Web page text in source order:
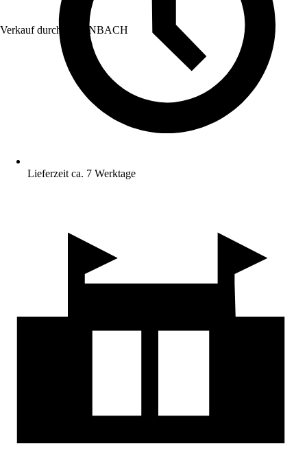
Verkauf durch: HORNBACH
Lieferzeit ca. 7 Werktage